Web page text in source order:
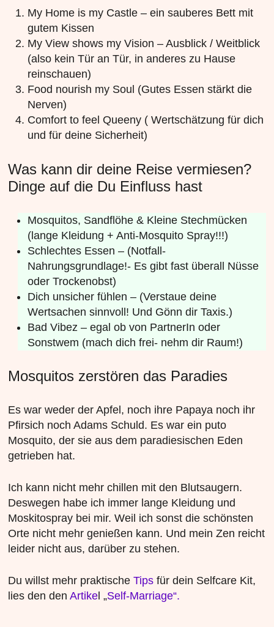
My Home is my Castle – ein sauberes Bett mit
gutem Kissen
My View shows my Vision – Ausblick / Weitblick
(also kein Tür an Tür, in anderes zu Hause
reinschauen)
Food nourish my Soul (Gutes Essen stärkt die
Nerven)
Comfort to feel Queeny ( Wertschätzung für dich
und für deine Sicherheit)
Was kann dir deine Reise vermiesen?
Dinge auf die Du Einfluss hast
Mosquitos, Sandflöhe & Kleine Stechmücken
(lange Kleidung + Anti-Mosquito Spray!!!)
Schlechtes Essen – (Notfall-
Nahrungsgrundlage!- Es gibt fast überall Nüsse
oder Trockenobst)
Dich unsicher fühlen – (Verstaue deine
Wertsachen sinnvoll! Und Gönn dir Taxis.)
Bad Vibez – egal ob von PartnerIn oder
Sonstwem (mach dich frei- nehm dir Raum!)
Mosquitos zerstören das Paradies
Es war weder der Apfel, noch ihre Papaya noch ihr
Pfirsich noch Adams Schuld. Es war ein puto
Mosquito, der sie aus dem paradiesischen Eden
getrieben hat.
Ich kann nicht mehr chillen mit den Blutsaugern.
Deswegen habe ich immer lange Kleidung und
Moskitospray bei mir. Weil ich sonst die schönsten
Orte nicht mehr genießen kann. Und mein Zen reicht
leider nicht aus, darüber zu stehen.
Du willst mehr praktische Tipsfür dein Selfcare Kit,
lies den den Artikel „Self-Marriage“.